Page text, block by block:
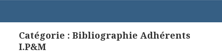
Catégorie : Bibliographie Adhérents
I.P&M